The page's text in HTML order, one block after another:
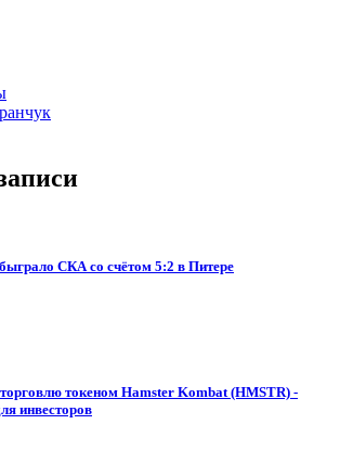
СКА со счётом 5:2 в Питере
токеном Hamster Kombat (HMSTR) -
инвесторов